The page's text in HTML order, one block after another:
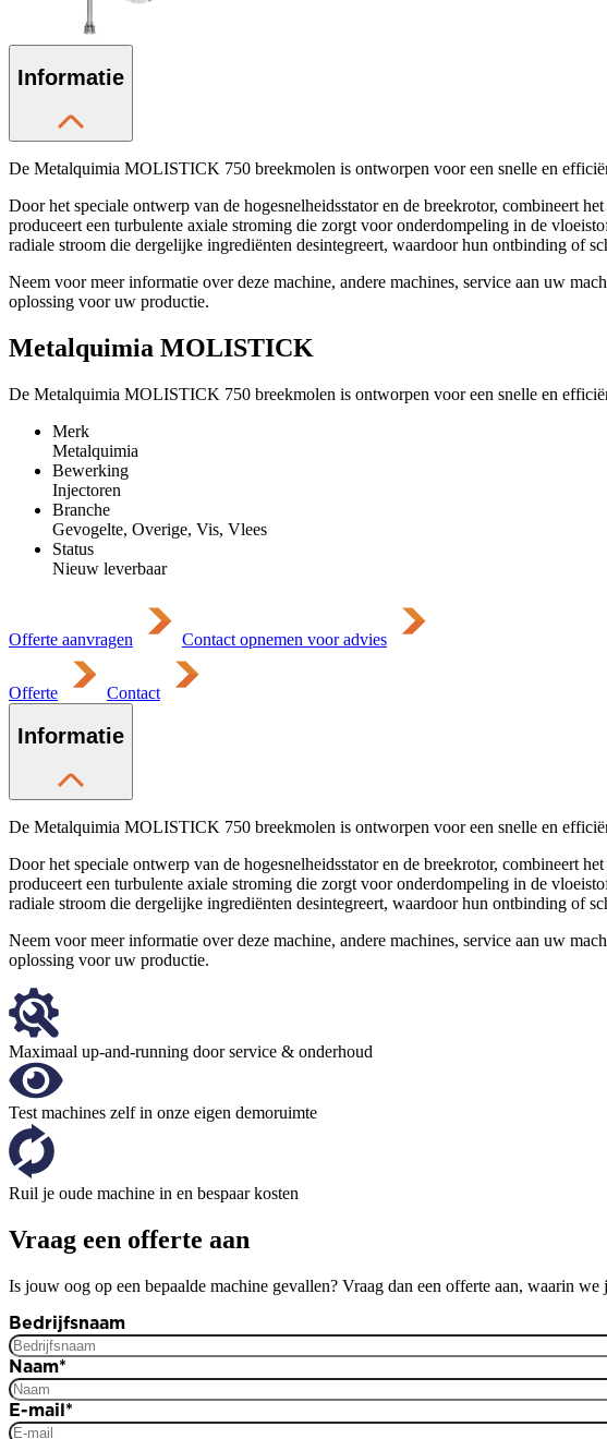
Informatie
De Metalquimia MOLISTICK 750 breekmolen is ontworpen voor een snelle en
Door het speciale ontwerp van de hogesnelheidsstator en de breekrotor, combineert
produceert een turbulente axiale stroming die zorgt voor onderdompeling in de
radiale stroom die dergelijke ingrediënten desintegreert, waardoor hun ontbinding of
Neem voor meer informatie over deze machine, andere machines, service aan uw
oplossing voor uw productie.
Metalquimia MOLISTICK
De Metalquimia MOLISTICK 750 breekmolen is ontworpen voor een snelle en
Merk
Metalquimia
Bewerking
Injectoren
Branche
Gevogelte, Overige, Vis, Vlees
Status
Nieuw leverbaar
Offerte aanvragen Contact opnemen voor advies
Offerte Contact
Informatie
De Metalquimia MOLISTICK 750 breekmolen is ontworpen voor een snelle en
Door het speciale ontwerp van de hogesnelheidsstator en de breekrotor, combineert
produceert een turbulente axiale stroming die zorgt voor onderdompeling in de
radiale stroom die dergelijke ingrediënten desintegreert, waardoor hun ontbinding of
Neem voor meer informatie over deze machine, andere machines, service aan uw
oplossing voor uw productie.
Maximaal up-and-running door service & onderhoud
Test machines zelf in onze eigen demoruimte
Ruil je oude machine in en bespaar kosten
Vraag een offerte aan
Is jouw oog op een bepaalde machine gevallen? Vraag dan een offerte aan, waarin
Bedrijfsnaam
Naam*
E-mail *